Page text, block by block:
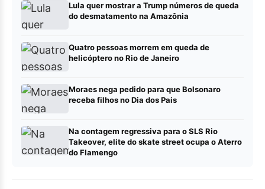
Lula quer mostrar a Trump números de queda
do desmatamento na Amazônia
Quatro pessoas morrem em queda de
helicóptero no Rio de Janeiro
Moraes nega pedido para que Bolsonaro
receba filhos no Dia dos Pais
Na contagem regressiva para o SLS Rio
Takeover, elite do skate street ocupa o Aterro
do Flamengo